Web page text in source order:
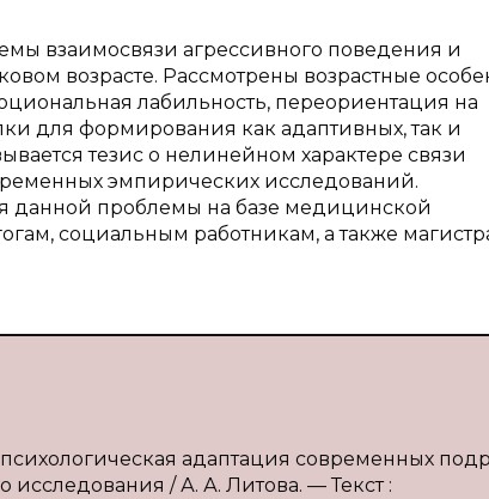
взаимосвязи агрессивного поведения и
возрасте. Рассмотрены возрастные
лабильность, переориентация на
для формирования как адаптивных, так и
тезис о нелинейном характере связи
эмпирических исследований.
данной проблемы на базе медицинской
социальным работникам, а также
адаптация современных
/ А. А. Литова. — Текст :